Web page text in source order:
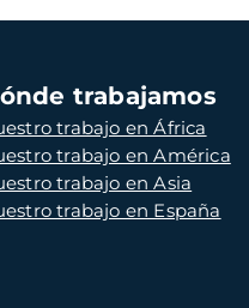
trabajamos
trabajo en África
trabajo en América
trabajo en Asia
trabajo en España